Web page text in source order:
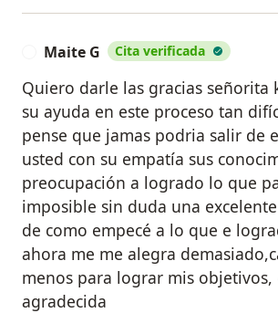
Maite G Cita verificada
Quiero darle las gracias señorita
su ayuda en este proceso tan
pense que jamas podria salir de
usted con su empatía sus
preocupación a logrado lo que
imposible sin duda una
de como empecé a lo que e
ahora me me alegra
menos para lograr mis objetivos,
agradecida